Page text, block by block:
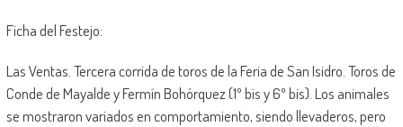
Ficha del Festejo:
Las Ventas. Tercera corrida de toros de la Feria de San Isidro. Toros de
Conde de Mayalde y Fermín Bohórquez (1º bis y 6º bis). Los animales
se mostraron variados en comportamiento, siendo llevaderos, pero